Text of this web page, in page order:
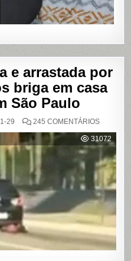
e arrastada por
briga em casa
São Paulo
29 245 COMENTÁRIOSEM
É
E
POR
APÓS
BRIGA
EM
CASA
SHOWS
SÃO
PAULO
31072